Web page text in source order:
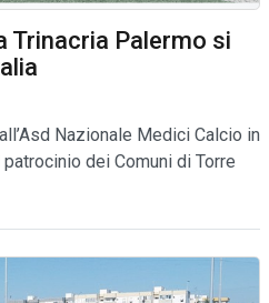
Trinacria Palermo si
Nazionale Medici Calcio in
dei Comuni di Torre